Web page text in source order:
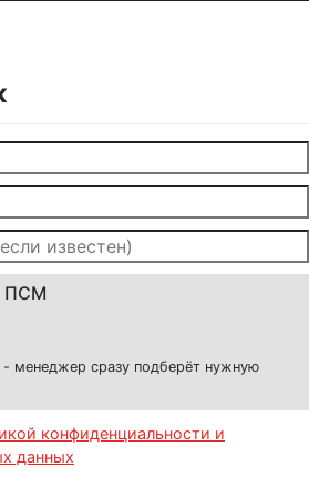
ПСМ
менеджер сразу подберёт нужную
конфиденциальности и
данных